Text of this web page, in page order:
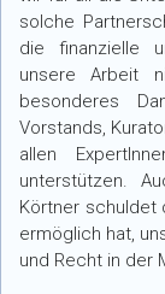
solche
die finanzielle
unsere Arbeit
besonderes
Vorstands,
allen
unterstützen.
Körtner schuldet
ermöglich hat,
und Recht in der